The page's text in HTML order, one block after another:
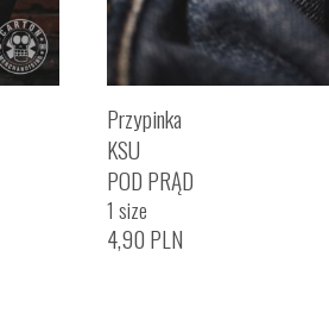
Przypinka
KSU
POD PRĄD
1 size
4,90 PLN